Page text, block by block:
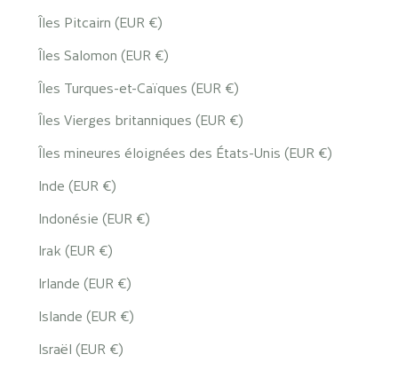
Îles Pitcairn (EUR €)
Îles Salomon (EUR €)
Îles Turques-et-Caïques (EUR €)
Îles Vierges britanniques (EUR €)
Îles mineures éloignées des États-Unis (EUR €)
Inde (EUR €)
Indonésie (EUR €)
Irak (EUR €)
Irlande (EUR €)
Islande (EUR €)
Israël (EUR €)